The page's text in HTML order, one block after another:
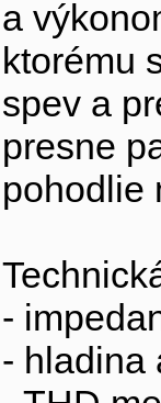
a
ktorému
spev a
presne
pohodlie
-
- hladina